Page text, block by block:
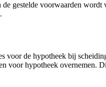
gestelde voorwaarden
de hypotheek bij
hypotheek overnemen.